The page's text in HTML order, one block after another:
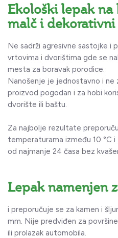
Ekološki lepak na
malč i
Ne sadrži agresivne sastojke i
vrtovima i dvorištima gde se
mesta za boravak porodice.
Nanošenje je jednostavno i ne
proizvod pogodan i za hobi
dvorište ili baštu.
Za najbolje rezultate
temperaturama između 10 °C i
od najmanje 24 časa bez
Lepak namenjen
i preporučuje se za kamen i
mm. Nije predviđen za
ili prolazak automobila.